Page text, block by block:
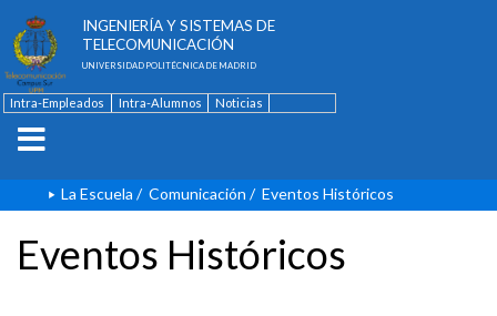
INGENIERÍA Y SISTEMAS DE
TELECOMUNICACIÓN
UNIVERSIDAD POLITÉCNICA DE MADRID
Intra-Empleados Intra-Alumnos
Noticias
La Escuela / Comunicación / Eventos Históricos
Eventos Históricos